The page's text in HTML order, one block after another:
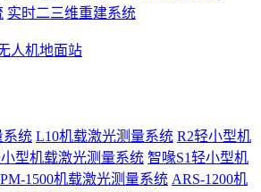
实时二三维重建系统
人机地面站
系统 L10机载激光测量系统 R2轻小型机
小型机载激光测量系统 智喙S1轻小型机
1500机载激光测量系统 ARS-1200机